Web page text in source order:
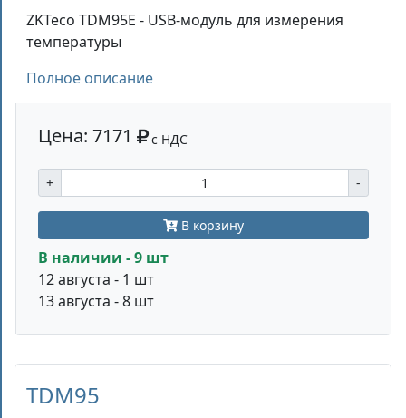
ZKTeco TDM95E - USB-модуль для измерения
температуры
Полное описание
Цена: 7171 с НДС
+ -
В корзину
В наличии - 9 шт
12 августа - 1 шт
13 августа - 8 шт
TDM95